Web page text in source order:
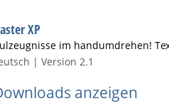
XP
im handumdrehen!
| Version 2.1
anzeigen